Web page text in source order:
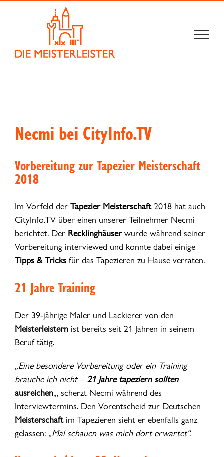
Necmi bei CityInfo.TV
Vorbereitung zur Tapezier Meisterschaft
2018
Im Vorfeld der Tapezier Meisterschaft2018 hat auch
CityInfo.TV über einen unserer Teilnehmer Necmi
berichtet. Der Recklinghäuserwurde während seiner
Vorbereitung interviewed und konnte dabei einige
Tipps & Tricks für das Tapezieren zu Hause verraten.
21 Jahre Training
Der 39-jährige Maler und Lackierer von den
Meisterleistern ist bereits seit 21 Jahren in seinem
Beruf tätig.
„Eine besondere Vorbereitung oder ein Training
brauche ich nicht –21 Jahre tapeziern sollten
ausreichen„, scherzt Necmi während des
Interviewtermins. Den Vorentscheid zur Deutschen
Meisterschaftim Tapezieren sieht er ebenfalls ganz
gelassen: „Mal schauen was mich dort erwartet“.